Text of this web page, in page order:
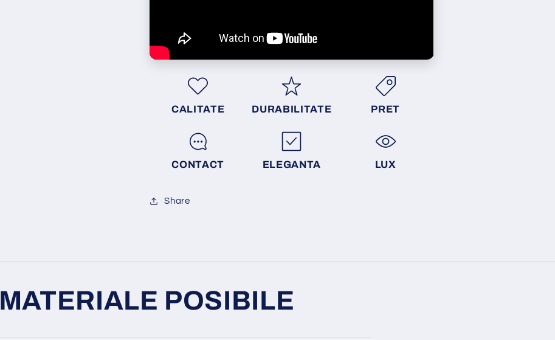
CALITATE DURABILITATE PRET
CONTACT ELEGANTA LUX
Share
MATERIALE POSIBILE